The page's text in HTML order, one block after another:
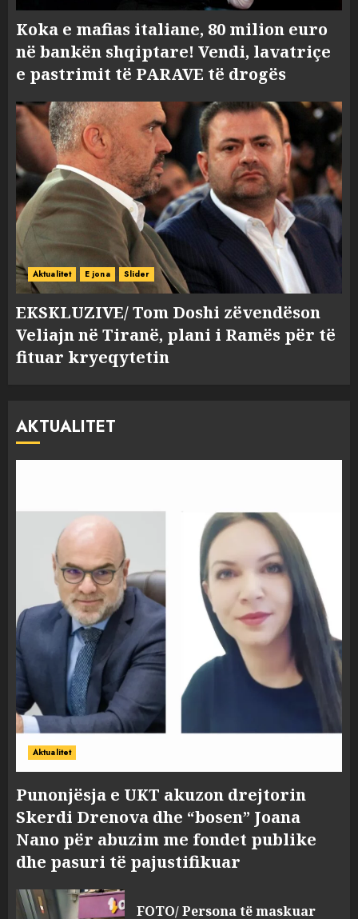
Koka e mafias italiane, 80 milion euro
në bankën shqiptare! Vendi, lavatriçe
e pastrimit të PARAVE të drogës
Aktualitet E jona Slider
EKSKLUZIVE/ Tom Doshi zëvendëson
Veliajn në Tiranë, plani i Ramës për të
fituar kryeqytetin
AKTUALITET
Aktualitet
Punonjësja e UKT akuzon drejtorin
Skerdi Drenova dhe “bosen” Joana
Nano për abuzim me fondet publike
dhe pasuri të pajustifikuar
FOTO/ Persona të maskuar